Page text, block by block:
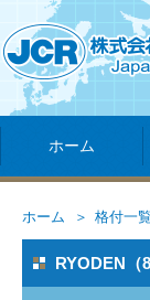
ホーム
ホーム 格付一覧
RYODEN（